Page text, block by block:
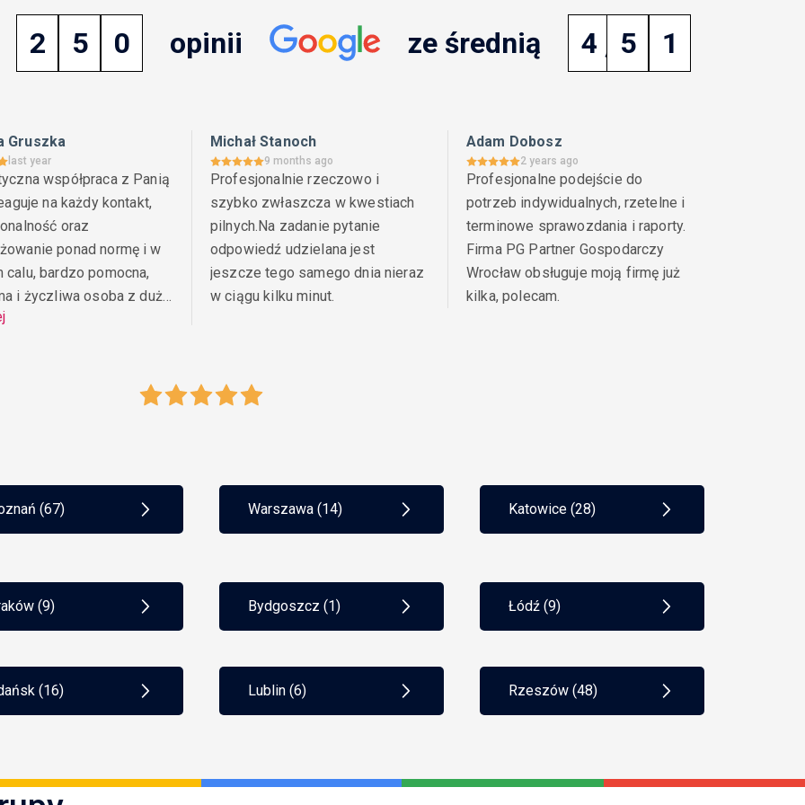
księgowość poznań
księgowość warszawa
księgowość wrocław
kwota wolna od podatku
L4
leasing
leasing operacyjny
likwidacja spółki
limity podatkowe
mały podatnik
MSR
MSSF
polityka rachunkowości
poręczenie
prawo pracy
procedura AML
progi podatkowe
rejestracja do VAT
rejestracja spółki
restrukturyzacja firmy
RODO
ryczałt
składka społeczna
składka zdrowotna
2 5 0 opinii ze średnią 4 5 1
Gruszka
last year
współpraca z Panią
na każdy kontakt,
oraz
ponad normę i w
calu, bardzo pomocna,
i życzliwa osoba z dużą
Michał Stanoch
9 months ago
Profesjonalnie rzeczowo i
szybko zwłaszcza w kwestiach
pilnych.Na zadanie pytanie
odpowiedź udzielana jest
jeszcze tego samego dnia nieraz
w ciągu kilku minut.
Adam Dobosz
2 years ago
Profesjonalne podejście do
potrzeb indywidualnych, rzetelne i
terminowe sprawozdania i raporty.
Firma PG Partner Gospodarczy
Wrocław obsługuje moją firmę już
kilka, polecam.
(67) Warszawa (14) Katowice (28)
(9) Bydgoszcz (1) Łódź (9)
(16) Lublin (6) Rzeszów (48)